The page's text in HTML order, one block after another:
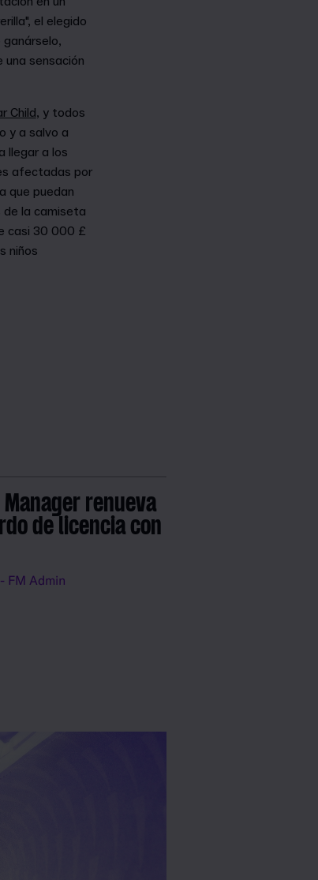
el elegido
sensación
Child, y todos
y a salvo a
llegar a los
afectadas por
que puedan
de la camiseta
casi 30 000 £
niños
renueva
de licencia con
- FM Admin